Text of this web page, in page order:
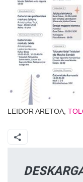
LEIDOR ARETOA,